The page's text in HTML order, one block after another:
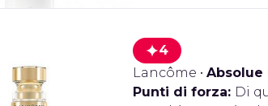
4
Lancôme • Absolue
Punti di forza: Di